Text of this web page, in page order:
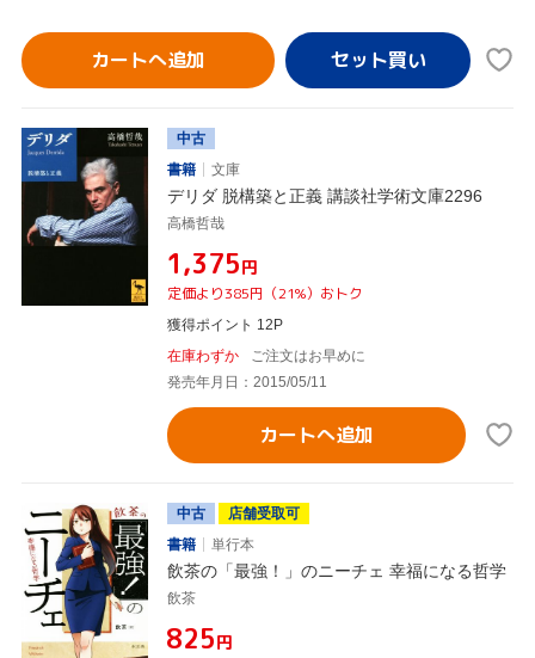
カートへ追加
中古
書籍
文庫
デリダ 脱構築と正義 講談社学術文庫2296
高橋哲哉
¥1,375円
定価より385円（21%）おトク
獲得ポイント 12P
在庫わずか
ご注文はお早めに
発売年月日：2015/05/11
カートへ追加
中古
店舗受取可
書籍
単行本
飲茶の「最強！」のニーチェ 幸福になる哲学
飲茶
¥825円